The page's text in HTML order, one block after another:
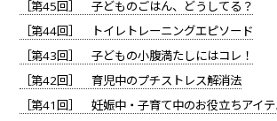
［第45回］ 子どものごはん、どうしてる？
［第44回］ トイレトレーニングエピソード
［第43回］ 子どもの小腹満たしにはコレ！
［第42回］ 育児中のプチストレス解消法
［第41回］ 妊娠中・子育て中のお役立ちアイテ